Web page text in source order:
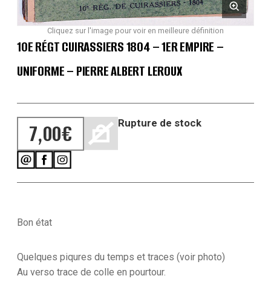
Cliquez sur l'image pour voir en meilleure définition
10E RÉGT CUIRASSIERS 1804 – 1ER EMPIRE –
UNIFORME – PIERRE ALBERT LEROUX
7,00€ Rupture de stock
Bon état
Quelques piqures du temps et traces (voir photo)
Au verso trace de colle en pourtour.